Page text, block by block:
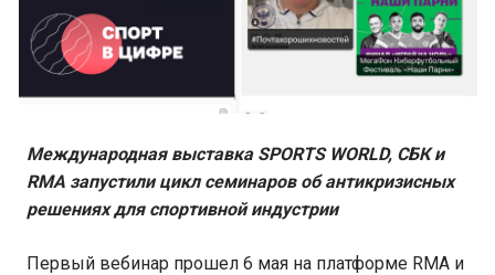
Международная выставка SPORTS WORLD, СБК и
RMA запустили цикл семинаров об антикризисных
решениях для спортивной индустрии
Первый вебинар прошел 6 мая на платформе RMA и